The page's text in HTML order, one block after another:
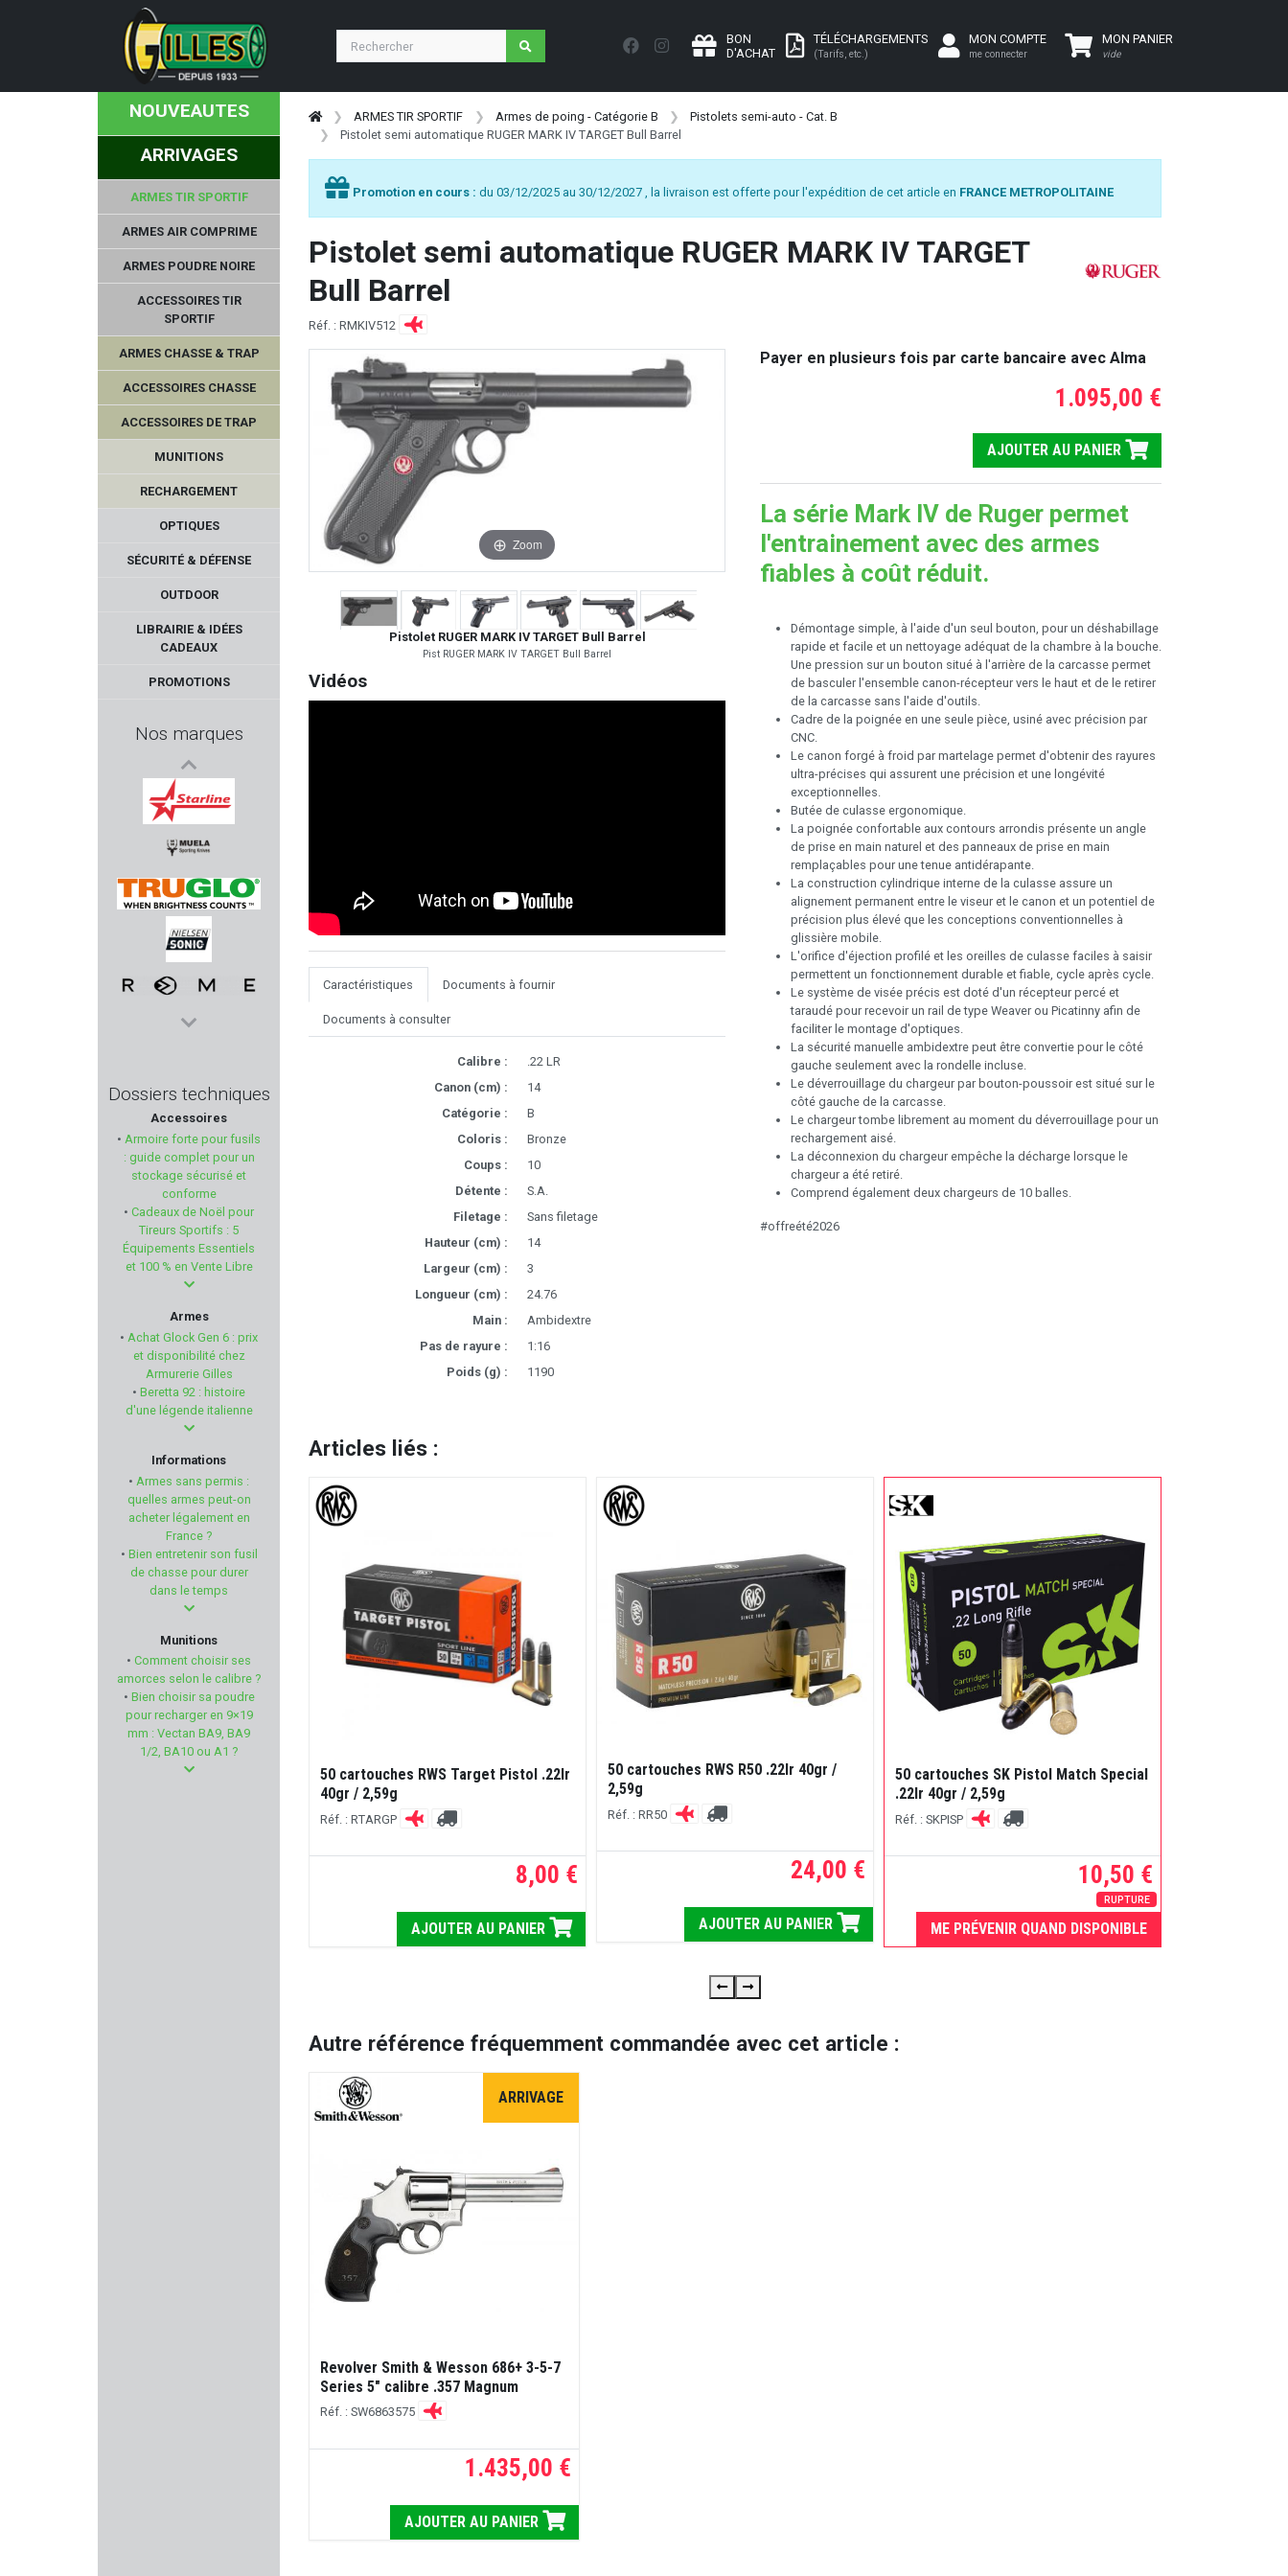
BON
D'ACHAT
TÉLÉCHARGEMENTS
(Tarifs, etc.)
MON COMPTE
me connecter
MON PANIER
vide
NOUVEAUTES
ARRIVAGES
ARMES TIR SPORTIF
ARMES AIR COMPRIME
ARMES POUDRE NOIRE
ACCESSOIRES TIR
SPORTIF
ARMES CHASSE & TRAP
ACCESSOIRES CHASSE
ACCESSOIRES DE TRAP
MUNITIONS
RECHARGEMENT
OPTIQUES
SÉCURITÉ & DÉFENSE
OUTDOOR
LIBRAIRIE & IDÉES
CADEAUX
PROMOTIONS
Nos marques
GOMANDER
META TACTICAL
GPA
CHAPUIS ARMES
WBP
MOJO OUTDOORS
COBALT KINETICS
COUNTRY SELLERIE
TETRA GUN
SAK
PULSAR
BASCHIERI & PELLAGRI
STARLINE
MUELA
TRUGLO
NIELSEN
ROME
EYENIMAL
SPRINGFIELD ARMORY
MERKEL
PHASE 5
MESSERSCHMITT
VARTA
KAHLES
AERO PRECISION
DO ALL OUTDOORS
CMC TRIGGERS
SAUVESTRE
TOZ
Dossiers techniques
Accessoires
• Armoire forte pour fusils
: guide complet pour un
stockage sécurisé et
conforme
• Cadeaux de Noël pour
Tireurs Sportifs : 5
Équipements Essentiels
et 100 % en Vente Libre
Armes
• Achat Glock Gen 6 : prix
et disponibilité chez
Armurerie Gilles
• Beretta 92 : histoire
d'une légende italienne
Informations
• Armes sans permis :
quelles armes peut-on
acheter légalement en
France ?
• Bien entretenir son fusil
de chasse pour durer
dans le temps
Munitions
• Comment choisir ses
amorces selon le calibre ?
• Bien choisir sa poudre
pour recharger en 9×19
mm : Vectan BA9, BA9
1/2, BA10 ou A1 ?
ARMES TIR SPORTIF Armes de poing - Catégorie B
Pistolets semi-auto - Cat. B
Pistolet semi automatique RUGER MARK IV TARGET Bull Barrel
Promotion en cours : du 03/12/2025 au 30/12/2027 , la livraison est offerte pour l'expédition de cet article en FRANCE METROPOLITAINE
Pistolet semi automatique RUGER MARK IV TARGET
Bull Barrel
Réf. : RMKIV512
Zoom
Pistolet RUGER MARK IV TARGET Bull Barrel
Pist RUGER MARK IV TARGET Bull Barrel
Vidéos
Caractéristiques Documents à fournir
Documents à consulter
Calibre :
.22 LR
Canon (cm) :
14
Catégorie :
B
Coloris :
Bronze
Coups :
10
Détente :
S.A.
Filetage :
Sans filetage
Hauteur (cm) :
14
Largeur (cm) :
3
Longueur (cm) :
24.76
Main :
Ambidextre
Pas de rayure :
1:16
Poids (g) :
1190
Payer en plusieurs fois par carte bancaire avec Alma
1.095,00 €
AJOUTER AU PANIER
La série Mark IV de Ruger permet
l'entrainement avec des armes
fiables à coût réduit.
Démontage simple, à l'aide d'un seul bouton, pour un déshabillage
rapide et facile et un nettoyage adéquat de la chambre à la bouche.
Une pression sur un bouton situé à l'arrière de la carcasse permet
de basculer l'ensemble canon-récepteur vers le haut et de le retirer
de la carcasse sans l'aide d'outils.
Cadre de la poignée en une seule pièce, usiné avec précision par
CNC.
Le canon forgé à froid par martelage permet d'obtenir des rayures
ultra-précises qui assurent une précision et une longévité
exceptionnelles.
Butée de culasse ergonomique.
La poignée confortable aux contours arrondis présente un angle
de prise en main naturel et des panneaux de prise en main
remplaçables pour une tenue antidérapante.
La construction cylindrique interne de la culasse assure un
alignement permanent entre le viseur et le canon et un potentiel de
précision plus élevé que les conceptions conventionnelles à
glissière mobile.
L'orifice d'éjection profilé et les oreilles de culasse faciles à saisir
permettent un fonctionnement durable et fiable, cycle après cycle.
Le système de visée précis est doté d'un récepteur percé et
taraudé pour recevoir un rail de type Weaver ou Picatinny afin de
faciliter le montage d'optiques.
La sécurité manuelle ambidextre peut être convertie pour le côté
gauche seulement avec la rondelle incluse.
Le déverrouillage du chargeur par bouton-poussoir est situé sur le
côté gauche de la carcasse.
Le chargeur tombe librement au moment du déverrouillage pour un
rechargement aisé.
La déconnexion du chargeur empêche la décharge lorsque le
chargeur a été retiré.
Comprend également deux chargeurs de 10 balles.
#offreété2026
Articles liés :
50 cartouches CCI COPPER 22LR 21gr
50 cartouches RWS Target Pistol .22lr
40gr / 2,59g
Réf. : RTARGP
8,00 €
AJOUTER AU PANIER
50 cartouches RWS R50 .22lr 40gr /
2,59g
Réf. : RR50
24,00 €
AJOUTER AU PANIER
50 cartouches SK Pistol Match Special
.22lr 40gr / 2,59g
Réf. : SKPISP
10,50 €
RUPTURE
ME PRÉVENIR QUAND DISPONIBLE
Autre référence fréquemment commandée avec cet article :
ARRIVAGE
Revolver Smith & Wesson 686+ 3-5-7
Series 5" calibre .357 Magnum
Réf. : SW6863575
1.435,00 €
AJOUTER AU PANIER